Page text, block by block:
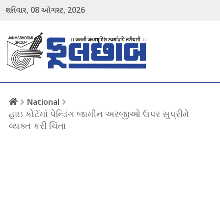
શનિવાર, 08ઑગસ્ટ, 2026
National
હાઇ કોર્ટમાં પેન્ડિંગ જામીન અરજીઓ ઉપર સુપ્રીમે
વ્યક્ત કરી ચિંતા